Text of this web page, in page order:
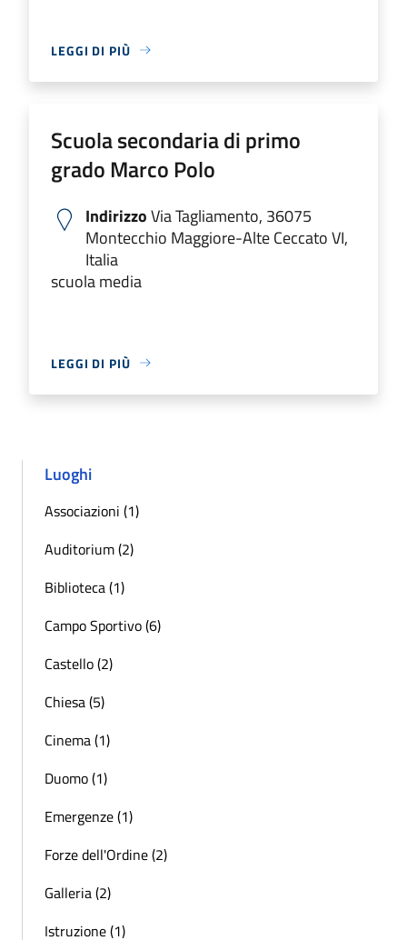
LEGGI DI PIÙ
Scuola secondaria di primo
grado Marco Polo
IndirizzoVia Tagliamento, 36075
Montecchio Maggiore-Alte Ceccato VI,
Italia
scuola media
LEGGI DI PIÙ
Luoghi
Associazioni (1)
Auditorium (2)
Biblioteca (1)
Campo Sportivo (6)
Castello (2)
Chiesa (5)
Cinema (1)
Duomo (1)
Emergenze (1)
Forze dell'Ordine (2)
Galleria (2)
Istruzione (1)